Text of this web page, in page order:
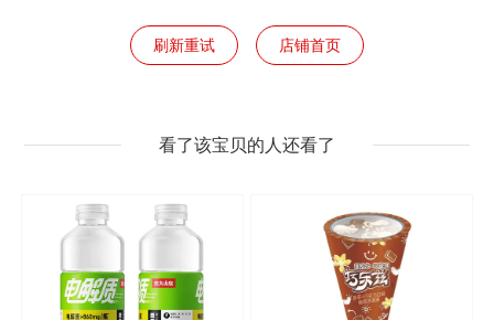
刷新重试 店铺首页
看了该宝贝的人还看了